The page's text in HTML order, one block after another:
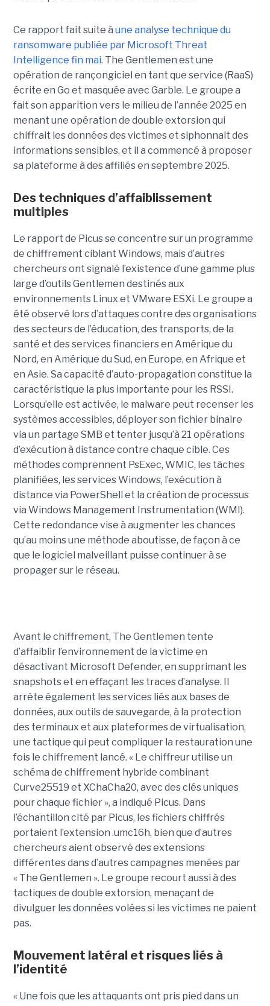
Ce rapport fait suite à une analyse technique du
ransomware publiée par Microsoft Threat
Intelligence fin mai. The Gentlemen est une
opération de rançongiciel en tant que service (RaaS)
écrite en Go et masquée avec Garble. Le groupe a
fait son apparition vers le milieu de l’année 2025 en
menant une opération de double extorsion qui
chiffrait les données des victimes et siphonnait des
informations sensibles, et il a commencé à proposer
sa plateforme à des affiliés en septembre 2025.
Des techniques d’affaiblissement
multiples
Le rapport de Picus se concentre sur un programme
de chiffrement ciblant Windows, mais d’autres
chercheurs ont signalé l’existence d’une gamme plus
large d’outils Gentlemen destinés aux
environnements Linux et VMware ESXi. Le groupe a
été observé lors d’attaques contre des organisations
des secteurs de l’éducation, des transports, de la
santé et des services financiers en Amérique du
Nord, en Amérique du Sud, en Europe, en Afrique et
en Asie. Sa capacité d’auto-propagation constitue la
caractéristique la plus importante pour les RSSI.
Lorsqu’elle est activée, le malware peut recenser les
systèmes accessibles, déployer son fichier binaire
via un partage SMB et tenter jusqu’à 21 opérations
d’exécution à distance contre chaque cible. Ces
méthodes comprennent PsExec, WMIC, les tâches
planifiées, les services Windows, l’exécution à
distance via PowerShell et la création de processus
via Windows Management Instrumentation (WMI).
Cette redondance vise à augmenter les chances
qu’au moins une méthode aboutisse, de façon à ce
que le logiciel malveillant puisse continuer à se
propager sur le réseau.
Avant le chiffrement, The Gentlemen tente
d’affaiblir l’environnement de la victime en
désactivant Microsoft Defender, en supprimant les
snapshots et en effaçant les traces d’analyse. Il
arrête également les services liés aux bases de
données, aux outils de sauvegarde, à la protection
des terminaux et aux plateformes de virtualisation,
une tactique qui peut compliquer la restauration une
fois le chiffrement lancé. « Le chiffreur utilise un
schéma de chiffrement hybride combinant
Curve25519 et XChaCha20, avec des clés uniques
pour chaque fichier », a indiqué Picus. Dans
l’échantillon cité par Picus, les fichiers chiffrés
portaient l’extension .umc16h, bien que d’autres
chercheurs aient observé des extensions
différentes dans d’autres campagnes menées par
« The Gentlemen ». Le groupe recourt aussi à des
tactiques de double extorsion, menaçant de
divulguer les données volées si les victimes ne paient
pas.
Mouvement latéral et risques liés à
l’identité
« Une fois que les attaquants ont pris pied dans un